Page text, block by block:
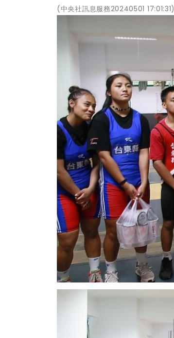
(中央社訊息服務20240501 17:01:31)